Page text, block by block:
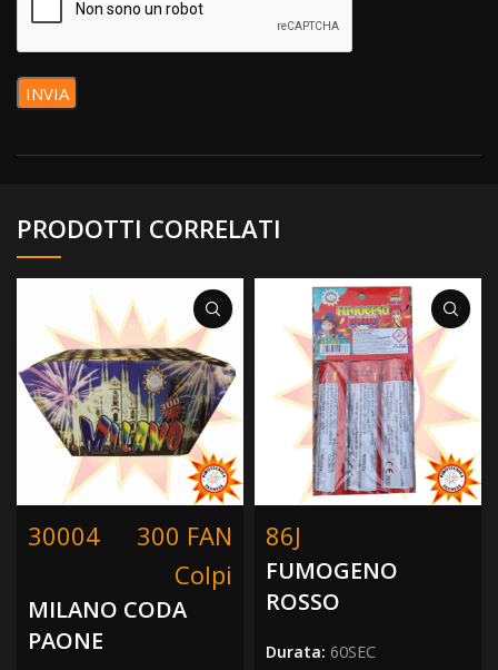
PRODOTTI CORRELATI
30004
300 FAN
Colpi
MILANO CODA
PAONE
86J
FUMOGENO
ROSSO
Durata: 60SEC